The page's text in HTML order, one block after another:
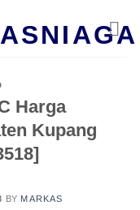
Harga
Kupang
BY MARKAS